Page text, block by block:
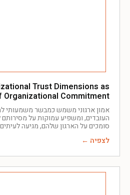
Trust Dimensions as
Commitment
אמון ארגוני משמש כמבשר משמעותי
העובדים, ומשפיע עמוקות על מסירותם
סומכים על הארגון שלהם, מגיעה
לצפיה ←